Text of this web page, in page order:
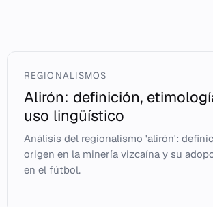
REGIONALISMOS
Alirón: definición,
uso lingüístico
Análisis del regionalismo 'alirón':
origen en la minería vizcaína y su
en el fútbol.